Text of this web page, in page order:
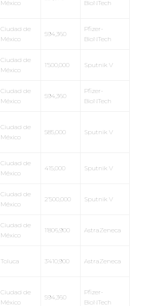
México
BioNTech
Ciudad de
México
594,360
Pfizer-
BioNTech
Ciudad de
México
1’500,000 Sputnik V
Ciudad de
México
594,360
Pfizer-
BioNTech
Ciudad de
México
585,000 Sputnik V
Ciudad de
México
415,000 Sputnik V
Ciudad de
México
2’500,000 Sputnik V
Ciudad de
México
1’806,900 AstraZeneca
Toluca 3’410,900 AstraZeneca
Ciudad de
México
594,360
Pfizer-
BioNTech